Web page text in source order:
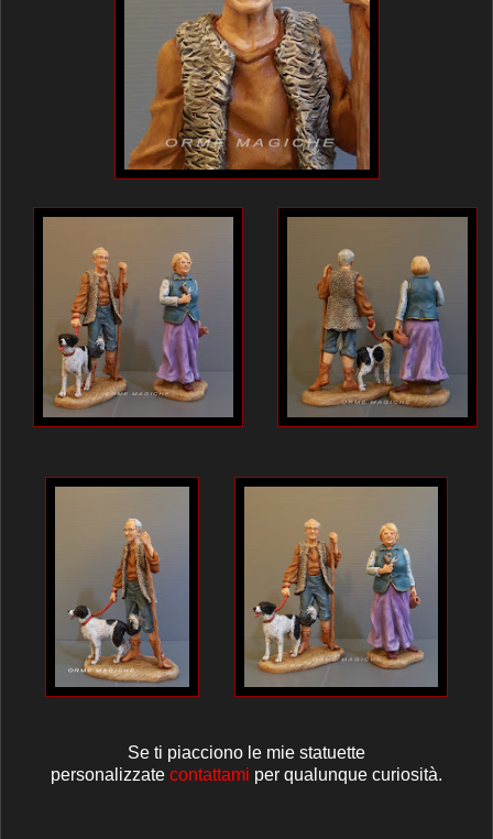
Se ti piacciono le mie statuette
personalizzate contattami per qualunque curiosità.